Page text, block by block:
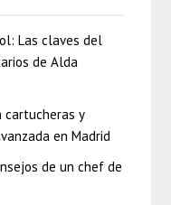
Las claves del
de Alda
cartucheras y
en Madrid
de un chef de